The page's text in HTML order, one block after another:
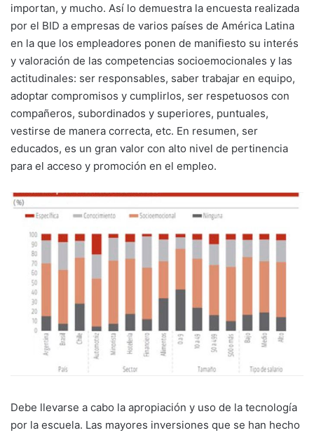
importan, y mucho. Así lo demuestra la encuesta realizada
por el BID a empresas de varios países de América Latina
en la que los empleadores ponen de manifiesto su interés
y valoración de las competencias socioemocionales y las
actitudinales: ser responsables, saber trabajar en equipo,
adoptar compromisos y cumplirlos, ser respetuosos con
compañeros, subordinados y superiores, puntuales,
vestirse de manera correcta, etc. En resumen, ser
educados, es un gran valor con alto nivel de pertinencia
para el acceso y promoción en el empleo.
Debe llevarse a cabo la apropiación y uso de la tecnología
por la escuela. Las mayores inversiones que se han hecho